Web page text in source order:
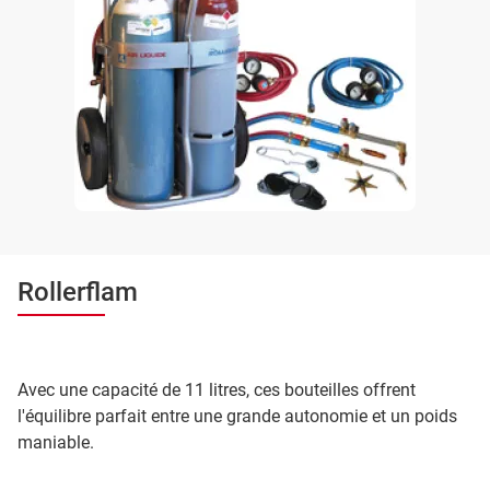
Rollerflam
Avec une capacité de 11 litres, ces bouteilles offrent
l'équilibre parfait entre une grande autonomie et un poids
maniable.